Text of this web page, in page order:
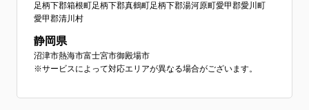
足柄下郡箱根町足柄下郡真鶴町足柄下郡湯河原町愛甲郡愛川町
愛甲郡清川村
静岡県
沼津市熱海市富士宮市御殿場市
※サービスによって対応エリアが異なる場合がございます。